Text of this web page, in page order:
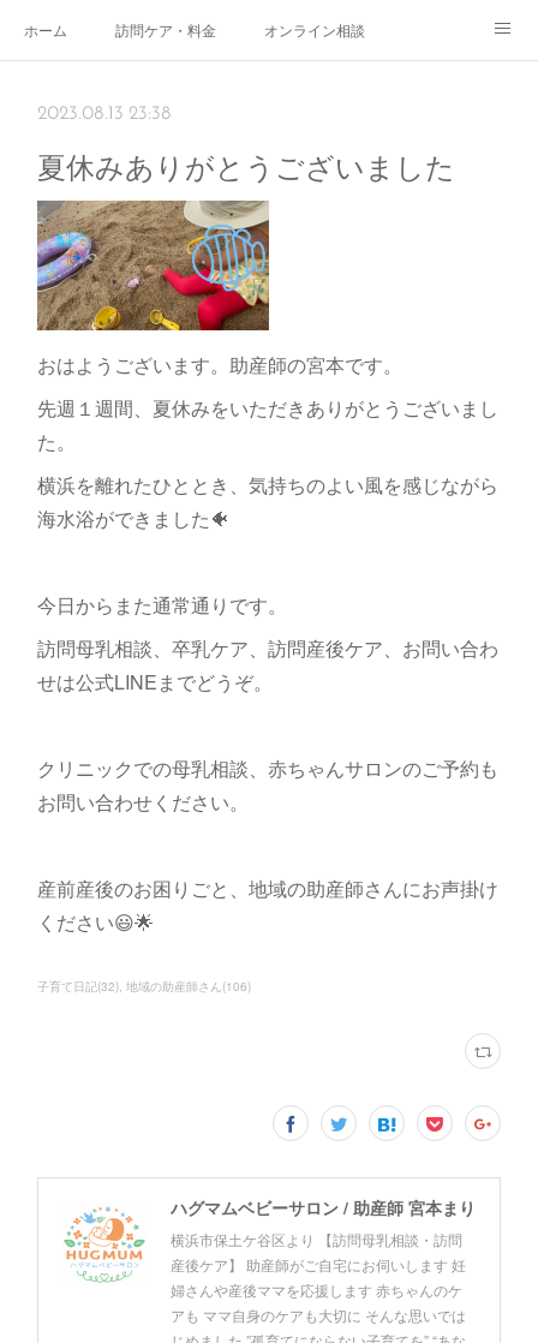
ホーム 訪問ケア・料金 オンライン相談
2023.08.13 23:38
夏休みありがとうございました
おはようございます。助産師の宮本です。
先週１週間、夏休みをいただきありがとうございまし
た。
横浜を離れたひととき、気持ちのよい風を感じながら
海水浴ができました🐠
今日からまた通常通りです。
訪問母乳相談、卒乳ケア、訪問産後ケア、お問い合わ
せは公式LINEまでどうぞ。
クリニックでの母乳相談、赤ちゃんサロンのご予約も
お問い合わせください。
産前産後のお困りごと、地域の助産師さんにお声掛け
ください😃🌟
子育て日記(32) 地域の助産師さん(106)
ハグマムベビーサロン / 助産師 宮本まり
横浜市保土ケ谷区より 【訪問母乳相談・訪問
産後ケア】 助産師がご自宅にお伺いします 妊
婦さんや産後ママを応援します 赤ちゃんのケ
アも ママ自身のケアも大切に そんな思いでは